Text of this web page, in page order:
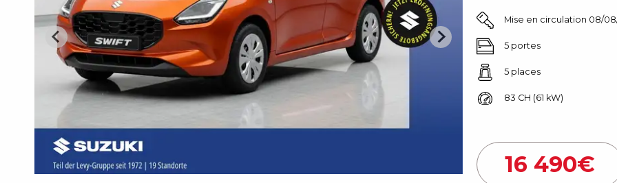
Mise en circulation 08/08/
5 portes
5 places
83 CH (61 kW)
16 490€